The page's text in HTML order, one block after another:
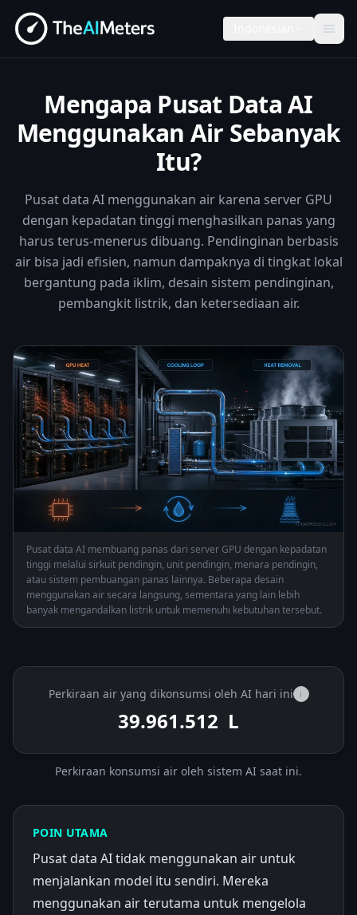
Mengapa Pusat Data AI
Menggunakan Air Sebanyak
Itu?
Pusat data AI menggunakan air karena server GPU
dengan kepadatan tinggi menghasilkan panas yang
harus terus-menerus dibuang. Pendinginan berbasis
air bisa jadi efisien, namun dampaknya di tingkat lokal
bergantung pada iklim, desain sistem pendinginan,
pembangkit listrik, dan ketersediaan air.
Pusat data AI membuang panas dari server GPU dengan kepadatan
tinggi melalui sirkuit pendingin, unit pendingin, menara pendingin,
atau sistem pembuangan panas lainnya. Beberapa desain
menggunakan air secara langsung, sementara yang lain lebih
banyak mengandalkan listrik untuk memenuhi kebutuhan tersebut.
Perkiraan air yang dikonsumsi oleh AI hari ini i
39.962.273 L
Perkiraan konsumsi air oleh sistem AI saat ini.
POIN UTAMA
Pusat data AI tidak menggunakan air untuk
menjalankan model itu sendiri. Mereka
menggunakan air terutama untuk mengelola